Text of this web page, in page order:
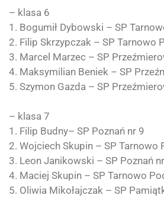
– klasa 6
1. Bogumił Dybowski – SP
2. Filip Skrzypczak – SP Tarnowo
3. Marcel Marzec – SP
4. Maksymilian Beniek – SP
5. Szymon Gazda – SP
– klasa 7
1. Filip Budny– SP Poznań nr 9
2. Wojciech Skupin – SP Tarnowo
3. Leon Janikowski – SP Poznań
4. Maciej Skupin – SP Tarnowo
5. Oliwia Mikołajczak – SP